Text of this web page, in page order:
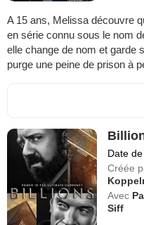
A 15 ans, Melissa découvre
en série connu sous le nom
elle change de nom et garde
purge une peine de prison à
Date
Créée
Avec
Siff